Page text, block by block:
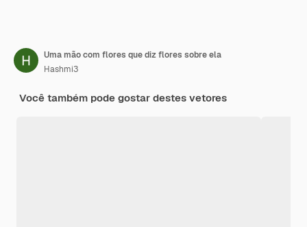
Uma mão com flores que diz flores sobre ela
Hashmi3
Você também pode gostar destes vetores